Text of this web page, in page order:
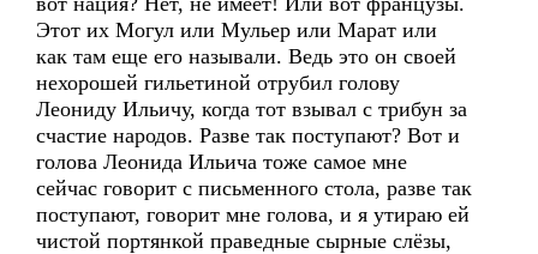
Этот их Могул или Мульер или Марат или
как там еще его называли. Ведь это он своей
нехорошей гильетиной отрубил голову
Леониду Ильичу, когда тот взывал с трибун за
счастие народов. Разве так поступают? Вот и
голова Леонида Ильича тоже самое мне
сейчас говорит с письменного стола, разве так
поступают, говорит мне голова, и я утираю ей
чистой портянкой праведные сырные слёзы,